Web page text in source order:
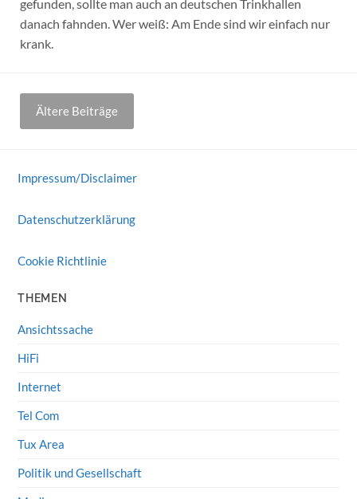
gefunden, sollte man auch an deutschen Trinkhallen
danach fahnden. Wer weiß: Am Ende sind wir einfach nur
krank.
Beitragsnavigation
Ältere Beiträge
Impressum/Disclaimer
Datenschutzerklärung
Cookie Richtlinie
THEMEN
Ansichtssache
HiFi
Internet
Tel Com
Tux Area
Politik und Gesellschaft